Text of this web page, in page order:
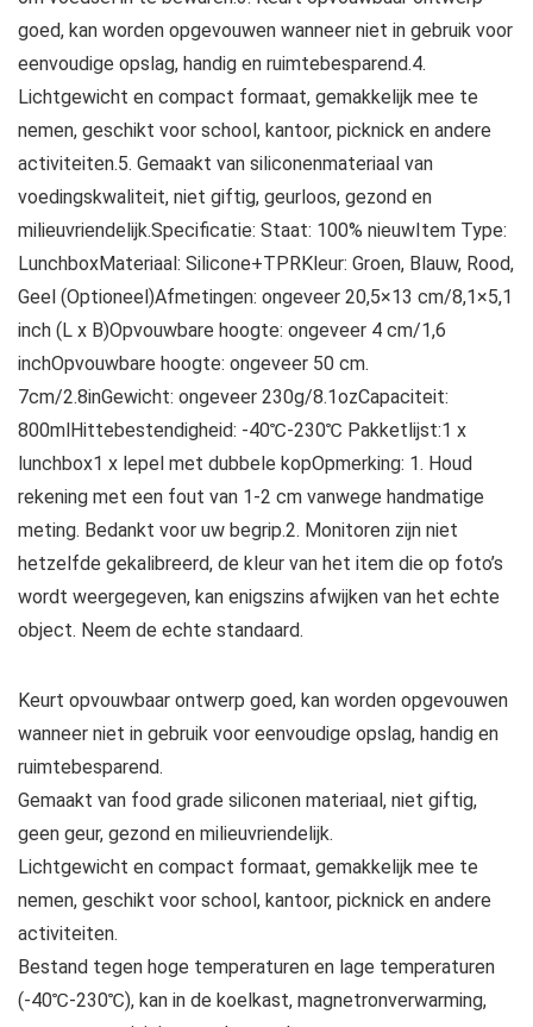
goed, kan worden opgevouwen wanneer niet in gebruik voor
eenvoudige opslag, handig en ruimtebesparend.4.
Lichtgewicht en compact formaat, gemakkelijk mee te
nemen, geschikt voor school, kantoor, picknick en andere
activiteiten.5. Gemaakt van siliconenmateriaal van
voedingskwaliteit, niet giftig, geurloos, gezond en
milieuvriendelijk.Specificatie: Staat: 100% nieuwItem Type:
LunchboxMateriaal: Silicone+TPRKleur: Groen, Blauw, Rood,
Geel (Optioneel)Afmetingen: ongeveer 20,5×13 cm/8,1×5,1
inch (L x B)Opvouwbare hoogte: ongeveer 4 cm/1,6
inchOpvouwbare hoogte: ongeveer 50 cm.
7cm/2.8inGewicht: ongeveer 230g/8.1ozCapaciteit:
800mlHittebestendigheid: -40℃-230℃ Pakketlijst:1 x
lunchbox1 x lepel met dubbele kopOpmerking: 1. Houd
rekening met een fout van 1-2 cm vanwege handmatige
meting. Bedankt voor uw begrip.2. Monitoren zijn niet
hetzelfde gekalibreerd, de kleur van het item die op foto’s
wordt weergegeven, kan enigszins afwijken van het echte
object. Neem de echte standaard.
Keurt opvouwbaar ontwerp goed, kan worden opgevouwen
wanneer niet in gebruik voor eenvoudige opslag, handig en
ruimtebesparend.
Gemaakt van food grade siliconen materiaal, niet giftig,
geen geur, gezond en milieuvriendelijk.
Lichtgewicht en compact formaat, gemakkelijk mee te
nemen, geschikt voor school, kantoor, picknick en andere
activiteiten.
Bestand tegen hoge temperaturen en lage temperaturen
(-40℃-230℃), kan in de koelkast, magnetronverwarming,